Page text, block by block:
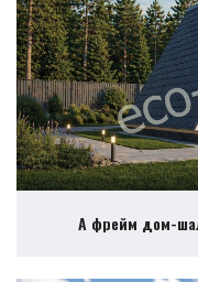
А фрейм дом-